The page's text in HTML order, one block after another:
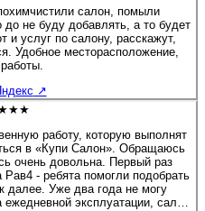
професстонального и
роста! Молодцы! 👍
салон, помыли
не буду добавлять, а то будет
и услуг по салону, расскажут,
Удобное месторасположение,
↗
работу, которую выполнят
в «Купи Салон». Обращаюсь
очень довольна. Первый раз
- ребята помогли подобрать
далее. Уже два года не могу
эксплуатации, салон